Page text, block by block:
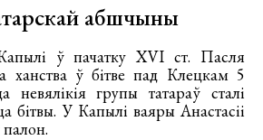
абшчыны
ў пачатку XVI ст. Пасля
ханства ў бітве пад Клецкам 5
невялікія групы татараў сталі
бітвы. У Капылі ваяры Анастасіі
палон.